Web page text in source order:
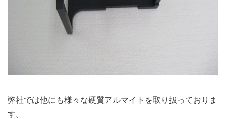
弊社では他にも様々な硬質アルマイトを取り扱っておりま
す。